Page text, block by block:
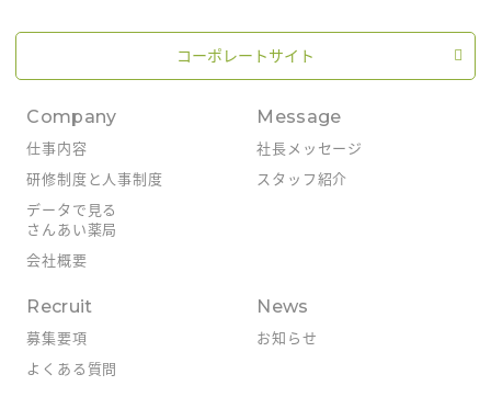
コーポレートサイト
Company
仕事内容
研修制度と人事制度
データで見る
さんあい薬局
会社概要
Message
社長メッセージ
スタッフ紹介
Recruit
募集要項
よくある質問
News
お知らせ